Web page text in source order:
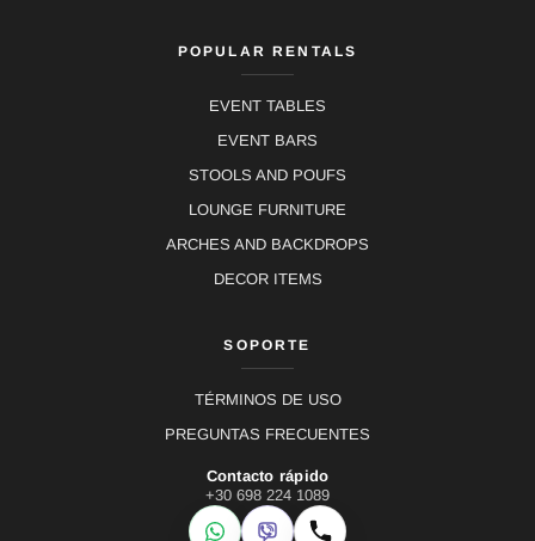
POPULAR RENTALS
EVENT TABLES
EVENT BARS
STOOLS AND POUFS
LOUNGE FURNITURE
ARCHES AND BACKDROPS
DECOR ITEMS
SOPORTE
TÉRMINOS DE USO
PREGUNTAS FRECUENTES
Contacto rápido
+30 698 224 1089